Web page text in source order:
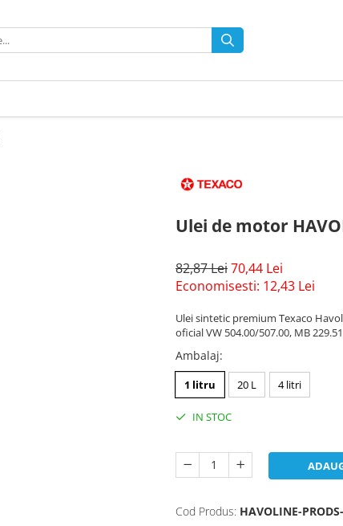
Ulei de motor
82,87 Lei70,44 Lei
Economisesti: 12,43 Lei
Ulei sintetic premium Texaco
oficial VW 504.00/507.00, MB
Ambalaj:
1 litru 20 L 4 litri
IN STOC
Cod Produs: HAVOLINE-